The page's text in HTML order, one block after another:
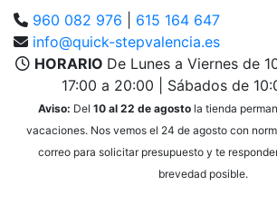
960 082 976
615 164 647
info@quick-stepvalencia.es
HORARIO De Lunes a Viernes de
17:00 a 20:00 | Sábados de
Aviso: Del 10 al 22 de agosto la tienda
vacaciones. Nos vemos el 24 de agosto con
correo para solicitar presupuesto y te
brevedad posible.